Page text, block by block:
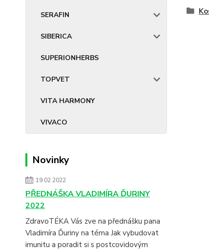
SERAFIN
SIBERICA
SUPERIONHERBS
TOPVET
VITA HARMONY
VIVACO
Novinky
19.02.2022
PŘEDNÁŠKA VLADIMÍRA ĎURINY
2022
ZdravoTÉKA Vás zve na přednášku pana
Vladimíra Ďuriny na téma Jak vybudovat
imunitu a poradit si s postcovidovým